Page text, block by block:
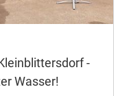
-
Wasser!